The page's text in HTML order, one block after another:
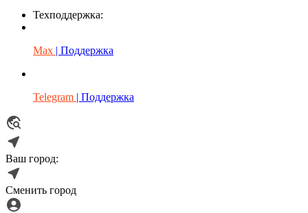
Техподдержка:
Max | Поддержка
Telegram | Поддержка
Ваш город:
Сменить город